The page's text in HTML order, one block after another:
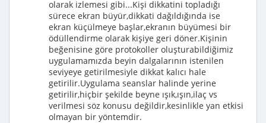
olarak izlemesi gibi...Kişi dikkatini topladığı
sürece ekran büyür,dikkati dağıldığında ise
ekran küçülmeye başlar,ekranın büyümesi bir
ödüllendirme olarak kişiye geri döner.Kişinin
beğenisine göre protokoller oluşturabildiğimiz
uygulamamızda beyin dalgalarının istenilen
seviyeye getirilmesiyle dikkat kalıcı hale
getirilir.Uygulama seanslar halinde yerine
getirilir,hiçbir şekilde beyne ışık,ışın,ilaç vs
verilmesi söz konusu değildir,kesinlikle yan etkisi
olmayan bir yöntemdir.